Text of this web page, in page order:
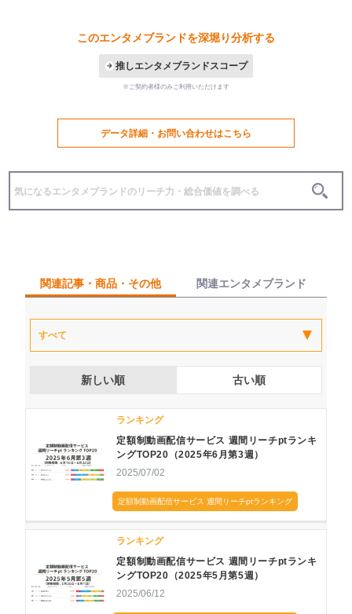
このエンタメブランドを深堀り分析する
推しエンタメブランドスコープ
※ご契約者様のみご利用いただけます
データ詳細・お問い合わせはこちら
関連記事・商品・その他 関連エンタメブランド
新しい順 古い順
ランキング
定額制動画配信サービス 週間リーチptランキ
ングTOP20（2025年6月第3週）
2025/07/02
定額制動画配信サービス 週間リーチptランキング
ランキング
定額制動画配信サービス 週間リーチptランキ
ングTOP20（2025年5月第5週）
2025/06/12